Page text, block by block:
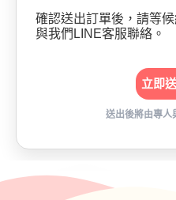
確認送出訂單後，請等
與我們LINE客服聯絡。
立即